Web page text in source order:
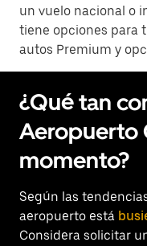
un vuelo nacional o
tiene opciones para
autos Premium y
¿Qué tan
Aeropuerto
momento?
Según las
aeropuerto está
Considera solicitar